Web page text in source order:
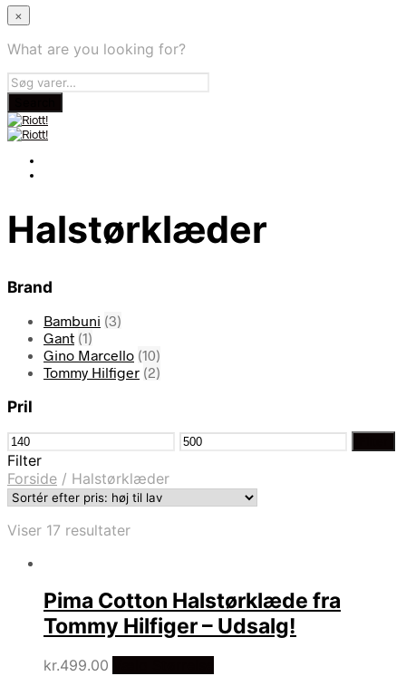
×
What are you looking for?
Halstørklæder
Brand
Bambuni (3)
Gant (1)
Gino Marcello (10)
Tommy Hilfiger (2)
Pril
Mindste
pris
Højeste
pris
Filter
Forside / Halstørklæder
Viser 17 resultaterSorteret
til
lav
Pima Cotton Halstørklæde fra
Tommy Hilfiger – Udsalg!
kr.499.00